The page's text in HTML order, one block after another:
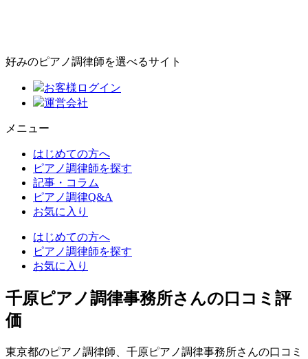
好みのピアノ調律師を選べるサイト
お客様ログイン
運営会社
メニュー
はじめての方へ
ピアノ調律師を探す
記事・コラム
ピアノ調律Q&A
お気に入り
はじめての方へ
ピアノ調律師を探す
お気に入り
千原ピアノ調律事務所さんの口コミ評
価
東京都のピアノ調律師、千原ピアノ調律事務所さんの口コミ